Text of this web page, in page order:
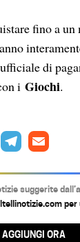
fino a un
di
i Giochi.
e
g
a
i
l
suggerite
per
AGGIUNGI ORA